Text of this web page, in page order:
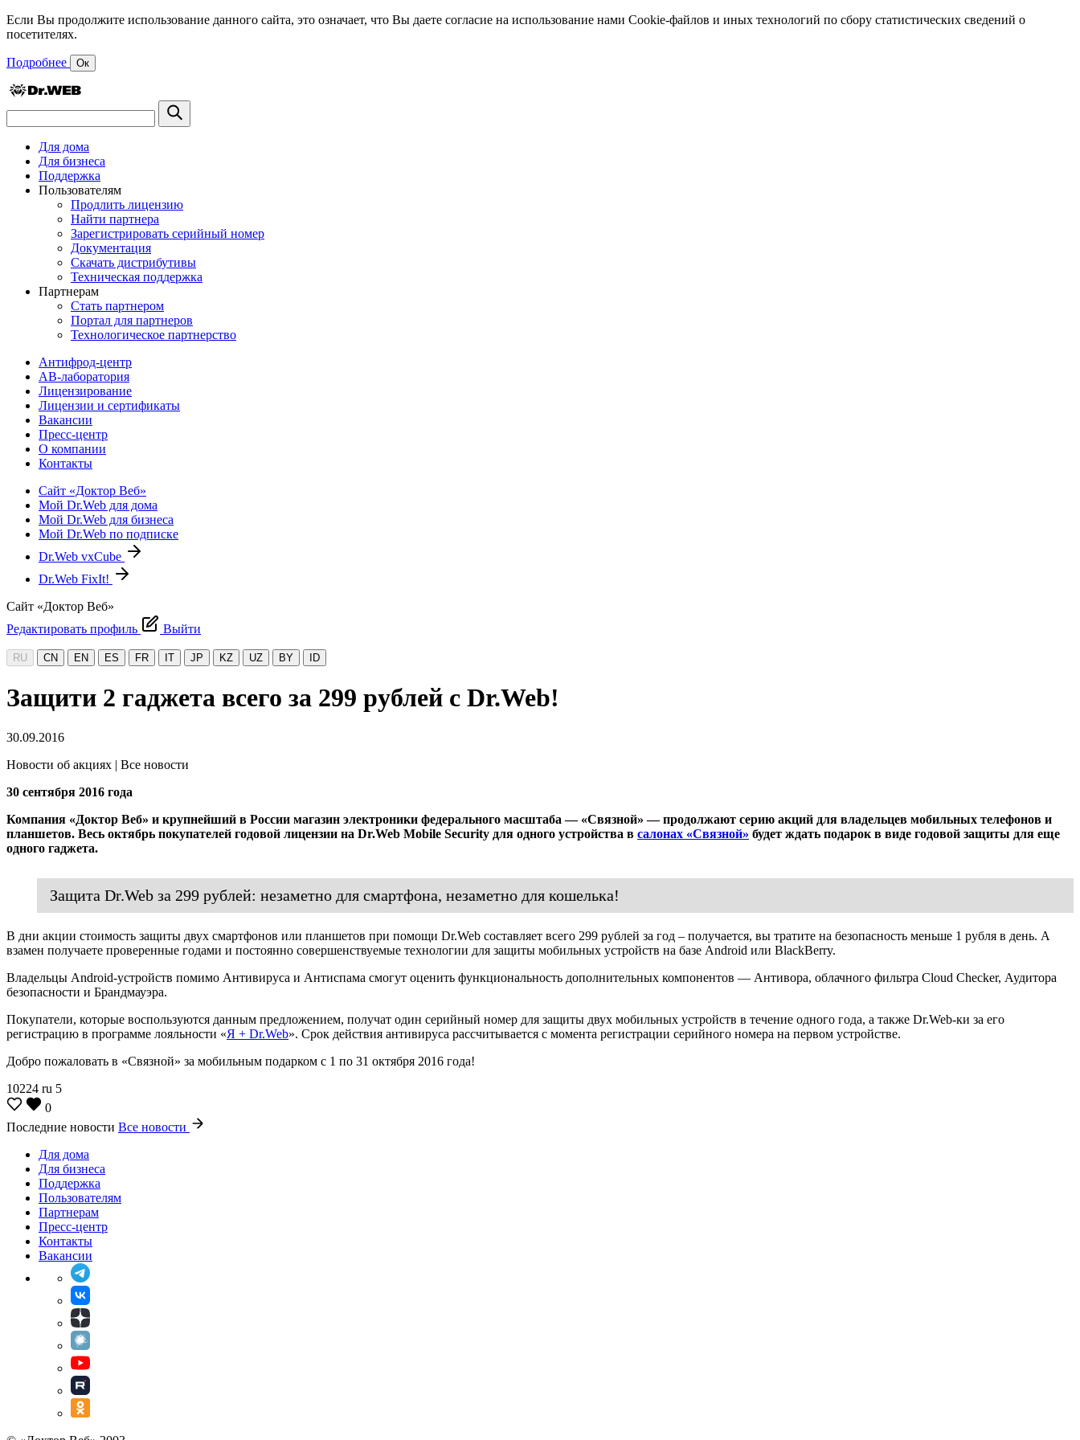
Если Вы продолжите использование данного сайта, это означает, что Вы даете согласие на использование нами Cookie-файлов и иных технологий по сбору статистических сведений о
посетителях.
Подробнее Ок
Для дома
Для бизнеса
Поддержка
Пользователям
Продлить лицензию
Найти партнера
Зарегистрировать серийный номер
Документация
Скачать дистрибутивы
Техническая поддержка
Партнерам
Стать партнером
Портал для партнеров
Технологическое партнерство
Антифрод-центр
АВ-лаборатория
Лицензирование
Лицензии и сертификаты
Вакансии
Пресс-центр
О компании
Контакты
Сайт «Доктор Веб»
Мой Dr.Web для дома
Мой Dr.Web для бизнеса
Мой Dr.Web по подписке
Dr.Web vxCube
Dr.Web FixIt!
Сайт «Доктор Веб»
Редактировать профиль
Выйти
RU CN EN ES FR IT JP KZ UZ BY ID
Защити 2 гаджета всего за 299 рублей с Dr.Web!
30.09.2016
Новости об акциях | Все новости
30 сентября 2016 года
Компания «Доктор Веб» и крупнейший в России магазин электроники федерального масштаба — «Связной» — продолжают серию акций для владельцев мобильных телефонов и
планшетов. Весь октябрь покупателей годовой лицензии на Dr.Web Mobile Security для одного устройства в салонах «Связной» будет ждать подарок в виде годовой защиты для еще
одного гаджета.
Защита Dr.Web за 299 рублей: незаметно для смартфона, незаметно для кошелька!
В дни акции стоимость защиты двух смартфонов или планшетов при помощи Dr.Web составляет всего 299 рублей за год – получается, вы тратите на безопасность меньше 1 рубля в день. А
взамен получаете проверенные годами и постоянно совершенствуемые технологии для защиты мобильных устройств на базе Android или BlackBerry.
Владельцы Android-устройств помимо Антивируса и Антиспама смогут оценить функциональность дополнительных компонентов — Антивора, облачного фильтра Cloud Checker, Аудитора
безопасности и Брандмауэра.
Покупатели, которые воспользуются данным предложением, получат один серийный номер для защиты двух мобильных устройств в течение одного года, а также Dr.Web-ки за его
регистрацию в программе лояльности «Я + Dr.Web». Срок действия антивируса рассчитывается с момента регистрации серийного номера на первом устройстве.
Добро пожаловать в «Связной» за мобильным подарком с 1 по 31 октября 2016 года!
10224 ru 5
0
Последние новости Все новости
Для дома
Для бизнеса
Поддержка
Пользователям
Партнерам
Пресс-центр
Контакты
Вакансии